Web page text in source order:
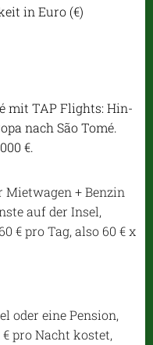
in Euro (€)
mit TAP Flights: Hin-
nach São Tomé.
€.
+ Benzin
auf der Insel,
€ pro Tag, also 60 € x
oder eine Pension,
pro Nacht kostet,